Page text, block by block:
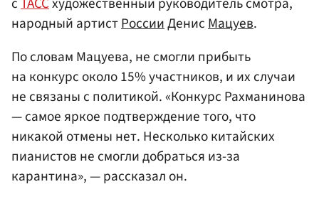
народный артистРоссииДенисМацуев.
По словам Мацуева, не смогли прибыть
на конкурс около 15% участников, и их случаи
не связаны с политикой. «Конкурс Рахманинова
— самое яркое подтверждение того, что
никакой отмены нет. Несколько китайских
пианистов не смогли добраться из-за
карантина», — рассказал он.